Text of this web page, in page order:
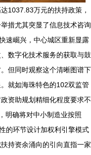
1037.83万元的扶持政策，
措尤其突显了信息技术咨询
速崛兴，中心城区重新显露
数字化技术服务的获取与鼓
但同时观察这个清晰图谱下
就如海珠特色的102双监管
资助规划精细化程度要求不
明确将对中小制造业按照
的环节设计加权利引擎模式
持资余涌向的引向直指一家